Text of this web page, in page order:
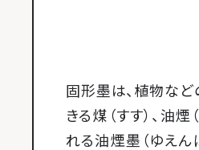
固形墨は、植物な
きる煤（すす）、油煙
れる油煙墨（ゆえん